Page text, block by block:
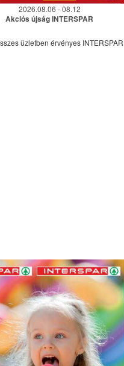
2026.08.06 - 08.12
Akciós újság INTERSPAR
üzletben érvényes INTERSPAR